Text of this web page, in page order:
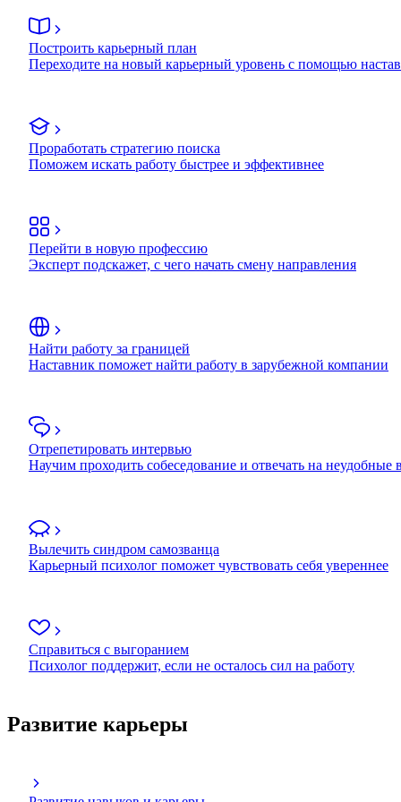
Построить карьерный план
Переходите на новый карьерный уровень с помощью
Проработать стратегию поиска
Поможем искать работу быстрее и эффективнее
Перейти в новую профессию
Эксперт подскажет, с чего начать смену направления
Найти работу за границей
Наставник поможет найти работу в зарубежной компании
Отрепетировать интервью
Научим проходить собеседование и отвечать на неудобные
Вылечить синдром самозванца
Карьерный психолог поможет чувствовать себя увереннее
Справиться с выгоранием
Психолог поддержит, если не осталось сил на работу
Развитие карьеры